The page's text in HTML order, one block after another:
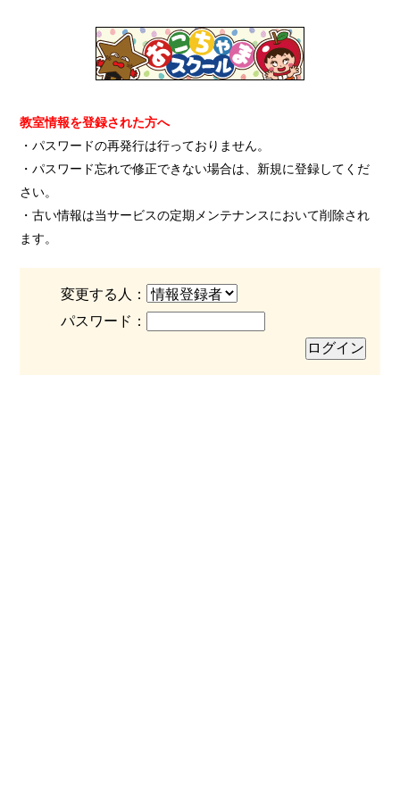
教室情報を登録された方へ
・パスワードの再発行は行っておりません。
・パスワード忘れで修正できない場合は、新規に登録してくだ
さい。
・古い情報は当サービスの定期メンテナンスにおいて削除され
ます。
変更する人：
パスワード：